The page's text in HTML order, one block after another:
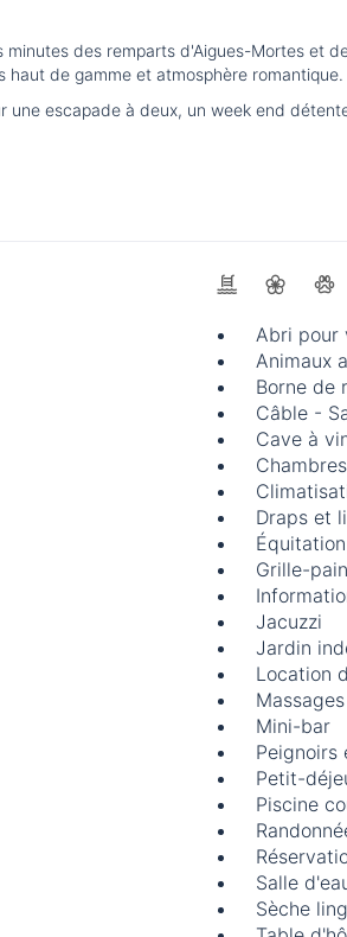
minutes des remparts d'Aigues-Mortes et
haut de gamme et atmosphère romantique.
une escapade à deux, un week end
Abri pour
Animaux
Borne de
Câble -
Cave à
Draps et
Équitation
Grille-pain
Jacuzzi
Jardin
Location
Massages
Mini-bar
Peignoirs
Petit-
Piscine
Salle
Sèche